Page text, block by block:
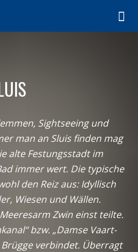
Sightseeing und
man an Sluis finden mag
alte Festungsstadt im
immer wert. Die typische
den Reiz aus: Idyllisch
Wiesen und Wällen.
Zwin einst teilte.
bzw. „Damse Vaart-
verbindet. Überragt